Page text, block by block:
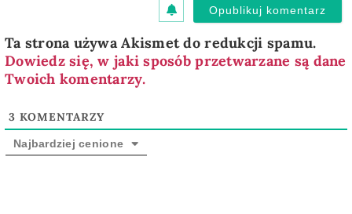
Ta strona używa Akismet do redukcji spamu.
Dowiedz się, w jaki sposób przetwarzane są dane
Twoich komentarzy.
3 KOMENTARZY
Najbardziej cenione